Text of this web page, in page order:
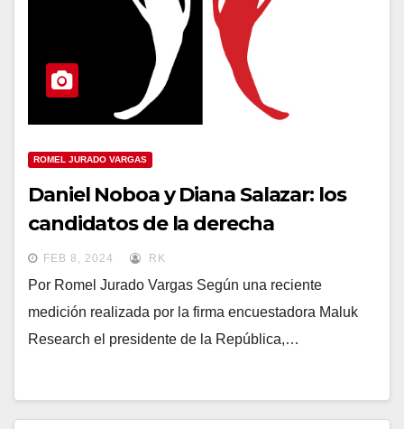
ROMEL JURADO VARGAS
Daniel Noboa y Diana Salazar: los
candidatos de la derecha
FEB 8, 2024 RK
Por Romel Jurado Vargas Según una reciente
medición realizada por la firma encuestadora Maluk
Research el presidente de la República,…